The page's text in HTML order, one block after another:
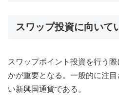
スワップ投資に向いて
スワップポイント投資を行う
かが重要となる。一般的に注
い新興国通貨である。